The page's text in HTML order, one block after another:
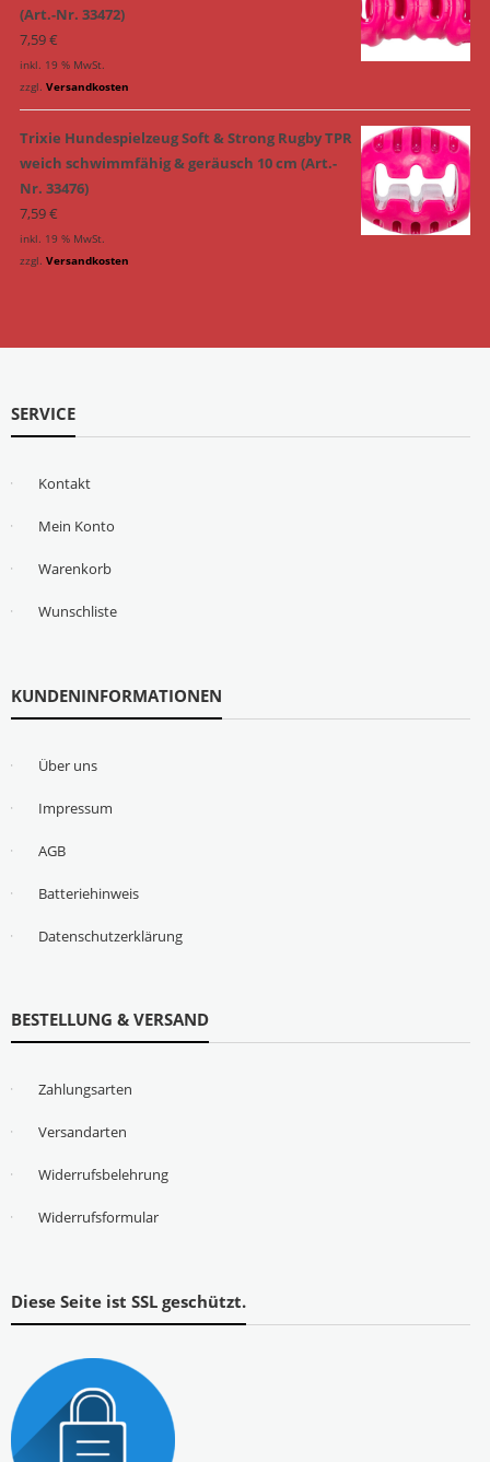
(Art.-Nr. 33472)
7,59€
inkl. 19 % MwSt.
zzgl. Versandkosten
Trixie Hundespielzeug Soft & Strong Rugby TPR
weich schwimmfähig & geräusch 10 cm (Art.-
Nr. 33476)
7,59€
inkl. 19 % MwSt.
zzgl. Versandkosten
SERVICE
Kontakt
Mein Konto
Warenkorb
Wunschliste
KUNDENINFORMATIONEN
Über uns
Impressum
AGB
Batteriehinweis
Datenschutzerklärung
BESTELLUNG & VERSAND
Zahlungsarten
Versandarten
Widerrufsbelehrung
Widerrufsformular
Diese Seite ist SSL geschützt.